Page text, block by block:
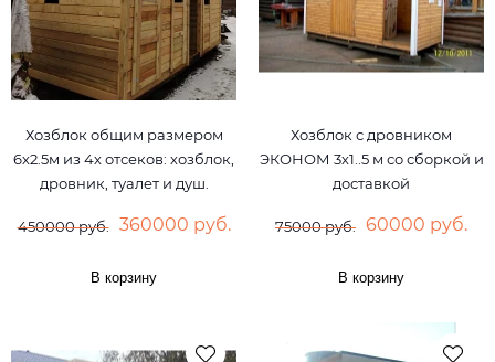
Хозблок общим размером
6х2.5м из 4х отсеков: хозблок,
дровник, туалет и душ.
450000 руб. 360000 руб.
В корзину
Хозблок с дровником
ЭКОНОМ 3х1..5 м со сборкой и
доставкой
75000 руб. 60000 руб.
В корзину